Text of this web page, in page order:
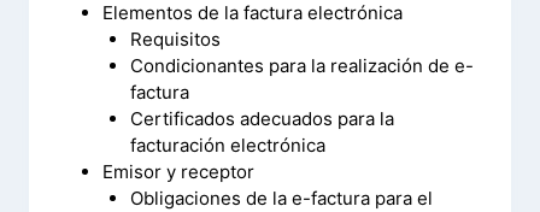
Elementos de la factura electrónica
Requisitos
Condicionantes para la realización de e-
factura
Certificados adecuados para la
facturación electrónica
Emisor y receptor
Obligaciones de la e-factura para el